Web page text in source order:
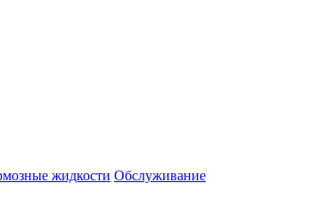
жидкости Обслуживание